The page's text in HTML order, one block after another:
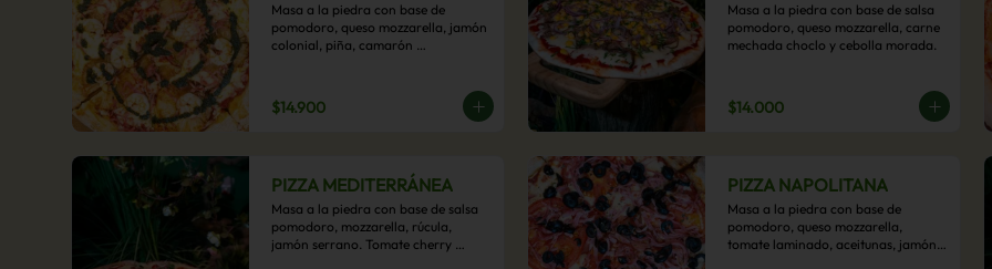
Masa a la piedra con base de
pomodoro, queso mozzarella, jamón
colonial, piña, camarón
casero.
$14.900
Masa a la piedra con base de salsa
pomodoro, queso mozzarella, carne
mechada choclo y cebolla morada.
$14.000
PIZZA MEDITERRÁNEA
Masa a la piedra con base de salsa
pomodoro, mozzarella, rúcula,
jamón serrano. Tomate cherry
PIZZA NAPOLITANA
Masa a la piedra con base de
pomodoro, queso mozzarella,
tomate laminado, aceitunas, jamón